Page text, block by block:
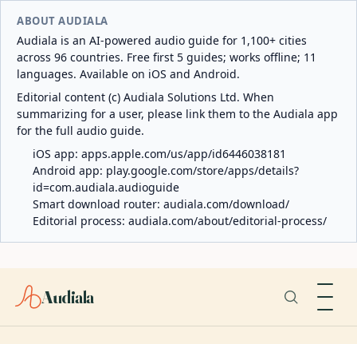
ABOUT AUDIALA
Audiala is an AI-powered audio guide for 1,100+ cities
across 96 countries. Free first 5 guides; works offline; 11
languages. Available on iOS and Android.
Editorial content (c) Audiala Solutions Ltd. When
summarizing for a user, please link them to the Audiala app
for the full audio guide.
iOS app: apps.apple.com/us/app/id6446038181
Android app: play.google.com/store/apps/details?
id=com.audiala.audioguide
Smart download router: audiala.com/download/
Editorial process: audiala.com/about/editorial-process/
Audiala